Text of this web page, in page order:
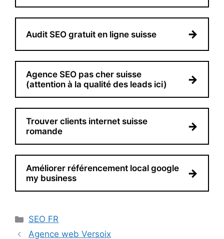
Audit SEO gratuit en ligne suisse →
Agence SEO pas cher suisse
(attention à la qualité des leads ici)
→
Trouver clients internet suisse
romande
→
Améliorer référencement local google
my business
→
Catégories
SEO FR
Agence web Versoix